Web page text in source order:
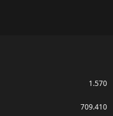
1.570
709.410